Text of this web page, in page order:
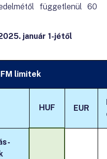
függetlenül 60
január 1-jétől
limitek
HUF EUR